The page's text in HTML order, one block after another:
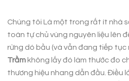
Chúng tôi Là một trong rất ít nhà
toàn tự chủ vùng nguyên liệu lên
rừng dó bầu (và vẫn đang tiếp tục
Trầm không lấy đó làm thước đo
thương hiệu nhang dẫn đầu. Điều